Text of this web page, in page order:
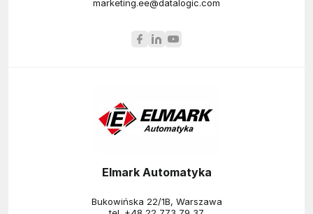
marketing.ee@datalogic.com
Elmark Automatyka
Bukowińska 22/1B, Warszawa